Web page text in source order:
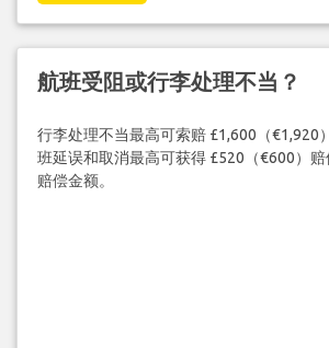
航班受阻或行李处理不当？
行李处理不当最高可索赔 £1,600（€1,920
班延误和取消最高可获得 £520（€600）
赔偿金额。